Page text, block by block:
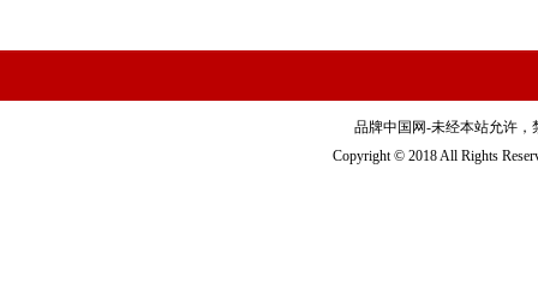
品牌中国网-未经本站允许，
Copyright © 2018 All Rights